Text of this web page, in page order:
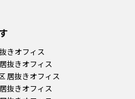
きオフィス
抜きオフィス
居抜きオフィス
抜きオフィス